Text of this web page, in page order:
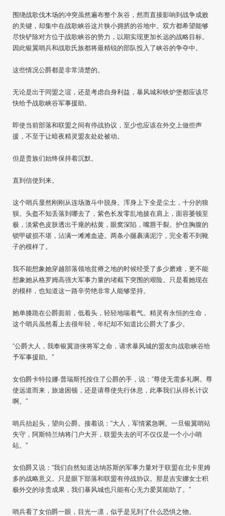
围绕战歌伐木场的冲突虽然遍布整个灰谷，然而直接影响到战争成败
的关键，却集中在战歌峡谷这片狭小拥挤的谷地中。双方都希望能够
尽快铲除对方位于战歌峡谷的势力，以期实现更加长远的战略目标。
因此银翼哨兵和战歌氏族都将最精锐的部队投入了峡谷的争夺中。
这些情况公爵都是非常清楚的。
无论是出于同盟之谊，还是考虑自身利益，暴风城和铁炉堡都应该尽
快给予战歌峡谷军事援助。
即使当前部落和联盟之间有停战协议，至少也应该在外交上做些声
援，不至于让暗夜精灵盟友处处被动。
但是贵族们始终保持着沉默。
直到信使到来。
这个哨兵显然刚刚从连场激斗中脱身。浑身上下全是尘土，十分的狼
狈。头盔不知丢落到哪去了，紫色长发零乱地披在肩上，面容萎顿至
极，淡紫色皮肤透出干瘪的枯黄，眼窝深陷，嘴唇干裂。护住胸腹的
锁甲破损不堪，沾满一滩滩血迹。两条小腿裹满泥泞，完全看不到靴
子的模样了。
我不能想象她穿越部落领地贫瘠之地的时候经受了多少磨难，更不能
想象她从格罗姆高强大军事力量的堵截下突围的艰险。只是看她现在
的模样，也知道这一路辛劳绝非常人能够坚持。
她单膝跪在公爵面前，低着头，轻轻地喘着气。精灵有永恒的生命，
这个哨兵虽然看上去很年轻，年纪却不知道比公爵大了多少。
“公爵大人，我奉银翼游侠将军之命，请求暴风城的盟友向战歌峡谷给
予军事援助。”
女伯爵卡特拉娜·普瑞斯托按住了公爵的手，说：“尊使无需多礼啊。尊
使远道而来，旅途困顿，还是请尊使先行休息，此事我们从得长计议
啊。”
哨兵抬起头，望向公爵。接着说：“大人，军情紧急啊。一旦银翼哨站
失守，阿斯特兰纳将门户大开，联盟失去的可不仅仅是一个小小哨
站。”
女伯爵又说：“我们自然知道达纳苏斯的军事力量对于联盟在北卡里姆
多的战略意义。只是眼下部落和联盟有停战协议。那是吉安娜女士积
极外交的珍贵成果，我们暴风城也只能有心无力爱莫能助了。”
哨兵看了女伯爵一眼，目光一凛，似乎是见到了什么恐惧之物。